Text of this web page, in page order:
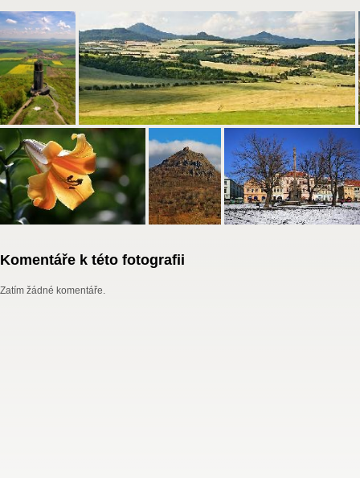
Komentáře k této fotografii
Zatím žádné komentáře.